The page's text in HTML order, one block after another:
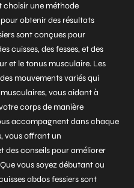
choisir une méthode
obtenir des résultats
sont conçues pour
cuisses, des fesses, et des
et le tonus musculaire. Les
mouvements variés qui
vous aidant à
corps de manière
accompagnent dans chaque
vous offrant un
des conseils pour améliorer
vous soyez débutant ou
abdos fessiers sont